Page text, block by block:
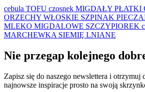
cebula TOFU czosnek MIGDAŁY PŁATKI
ORZECHY WŁOSKIE SZPINAK
MLEKO MIGDALOWE SZCZYPIOREK
MARCHEWKA SIEMIĘ LNIANE
Nie przegap kolejnego
Zapisz się do naszego newslettera i otrzymuj
najnowsze inspiracje prosto na swoją